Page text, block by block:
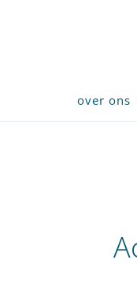
over ons